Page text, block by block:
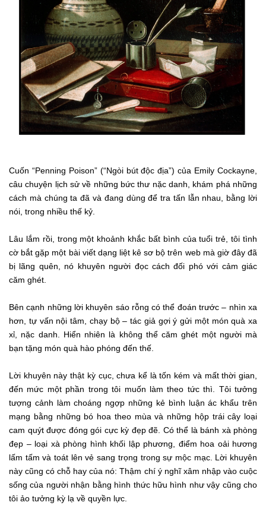
Cuốn “Penning Poison” (“Ngòi bút độc địa”) của Emily Cockayne,
câu chuyện lịch sử về những bức thư nặc danh, khám phá những
cách mà chúng ta đã và đang dùng để tra tấn lẫn nhau, bằng lời
nói, trong nhiều thế kỷ.
Lâu lắm rồi, trong một khoảnh khắc bất bình của tuổi trẻ, tôi tình
cờ bắt gặp một bài viết dạng liệt kê sơ bộ trên web mà giờ đây đã
bị lãng quên, nó khuyên người đọc cách đối phó với cảm giác
căm ghét.
Bên cạnh những lời khuyên sáo rỗng có thể đoán trước – nhìn xa
hơn, tự vấn nội tâm, chạy bộ – tác giả gợi ý gửi một món quà xa
xỉ, nặc danh. Hiển nhiên là không thể căm ghét một người mà
bạn tặng món quà hào phóng đến thế.
Lời khuyên này thật kỳ cục, chưa kể là tốn kém và mất thời gian,
đến mức một phần trong tôi muốn làm theo tức thì. Tôi tưởng
tượng cảnh làm choáng ngợp những kẻ bình luận ác khẩu trên
mạng bằng những bó hoa theo mùa và những hộp trái cây loại
cam quýt được đóng gói cực kỳ đẹp đẽ. Có thể là bánh xà phòng
đẹp – loại xà phòng hình khối lập phương, điểm hoa oải hương
lấm tấm và toát lên vẻ sang trọng trong sự mộc mạc. Lời khuyên
này cũng có chỗ hay của nó: Thậm chí ý nghĩ xâm nhập vào cuộc
sống của người nhận bằng hình thức hữu hình như vậy cũng cho
tôi ảo tưởng kỳ lạ về quyền lực.